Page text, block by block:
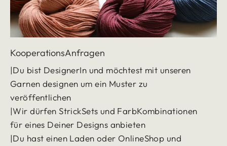
KooperationsAnfragen
|Du bist DesignerIn und möchtest mit unseren
Garnen designen um ein Muster zu
veröffentlichen
|Wir dürfen StrickSets und FarbKombinationen
für eines Deiner Designs anbieten
|Du hast einen Laden oder OnlineShop und